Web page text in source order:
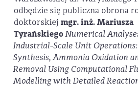
odbędzie się publiczna obrona
doktorskiej mgr. inż. Mariusza
Tyrańskiego Numerical
Industrial-Scale Unit
Synthesis, Ammonia Oxidation
Removal Using Computational
Modelling with Detailed